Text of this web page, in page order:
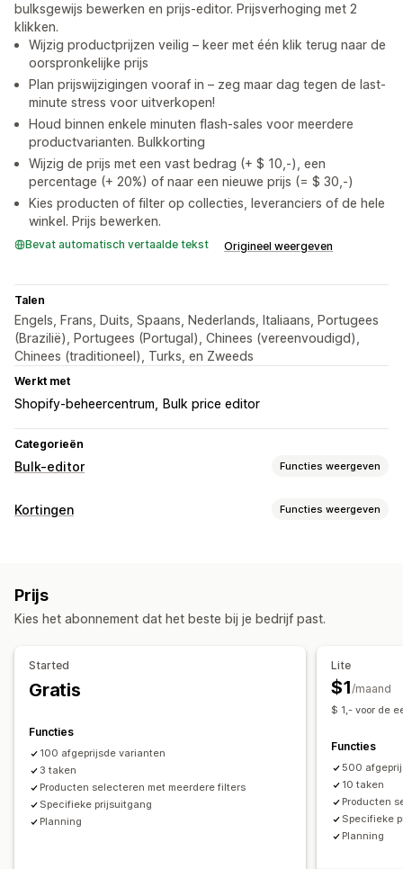
bulksgewijs bewerken en prijs-editor. Prijsverhoging met 2
klikken.
Wijzig productprijzen veilig – keer met één klik terug naar de
oorspronkelijke prijs
Plan prijswijzigingen vooraf in – zeg maar dag tegen de last-
minute stress voor uitverkopen!
Houd binnen enkele minuten flash-sales voor meerdere
productvarianten. Bulkkorting
Wijzig de prijs met een vast bedrag (+ $ 10,-), een
percentage (+ 20%) of naar een nieuwe prijs (= $ 30,-)
Kies producten of filter op collecties, leveranciers of de hele
winkel. Prijs bewerken.
Bevat automatisch vertaalde tekst Origineel weergeven
Talen
Engels, Frans, Duits, Spaans, Nederlands, Italiaans, Portugees
(Brazilië), Portugees (Portugal), Chinees (vereenvoudigd),
Chinees (traditioneel), Turks, en Zweeds
Werkt met
Shopify-beheercentrum Bulk price editor
Categorieën
Bulk-editor Functies weergeven
Bewerkbare bronnen
Geplande taken
Kortingen Functies weergeven
Kortingen beheren
Prijs
Kies het abonnement dat het beste bij je bedrijf past.
Started
Gratis
Functies
100 afgeprijsde varianten
3 taken
Producten selecteren met meerdere filters
Specifieke prijsuitgang
Planning
Lite
$1/maand
$ 1,- voor de
Functies
500
10 taken
Producten
Specifieke
Planning